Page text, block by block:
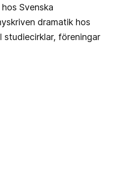
Svenska
dramatik hos
studiecirklar, föreningar